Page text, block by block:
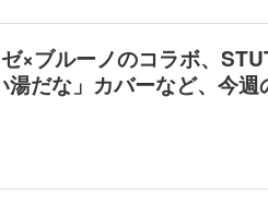
×ブルーノのコラボ、
湯だな」カバーなど、今